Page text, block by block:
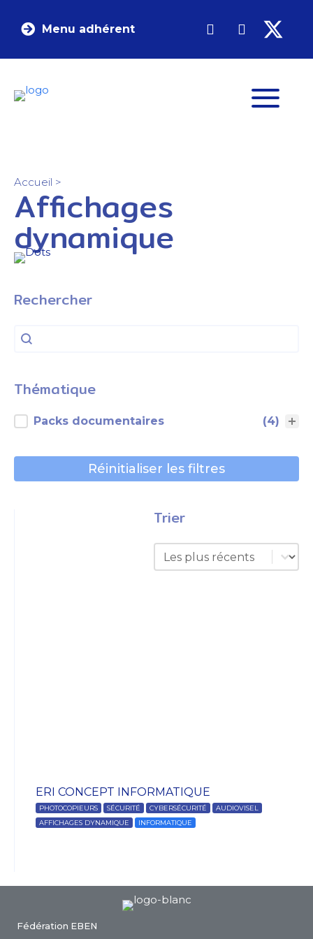
Menu adhérent
Accueil >
Affichages
dynamique
Rechercher
Rechercher
Rechercher
Thématique
Thématique
Packs documentaires (4)
Réinitialiser les filtres
Trier
Trier
Trier
ERI CONCEPT INFORMATIQUE
PHOTOCOPIEURS SÉCURITÉ CYBERSÉCURITÉ
AUDIOVISEL
AFFICHAGES DYNAMIQUE
INFORMATIQUE
Fédération EBEN